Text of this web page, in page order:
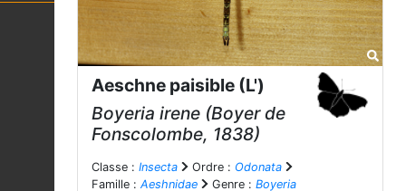
Aeschne paisible (L')
Boyeria irene (Boyer de
Fonscolombe, 1838)
Classe : Insecta Ordre : Odonata
Famille : Aeshnidae Genre : Boyeria